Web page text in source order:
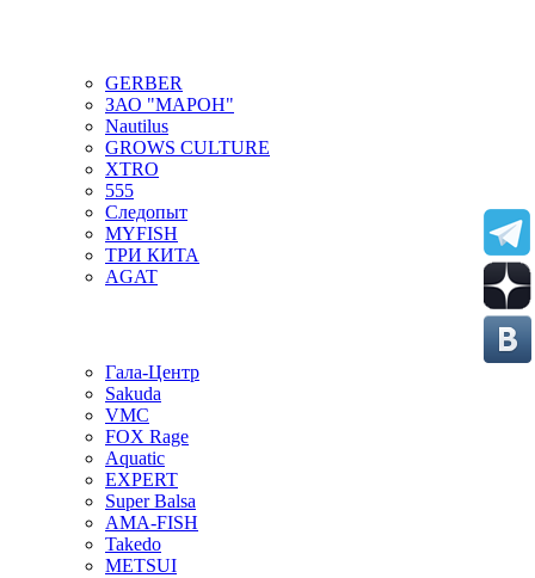
GERBER
ЗАО "МАРОН"
Nautilus
GROWS CULTURE
XTRO
555
Следопыт
MYFISH
ТРИ КИТА
AGAT
Гала-Центр
Sakuda
VMC
FOX Rage
Aquatic
EXPERT
Super Balsa
AMA-FISH
Takedo
METSUI